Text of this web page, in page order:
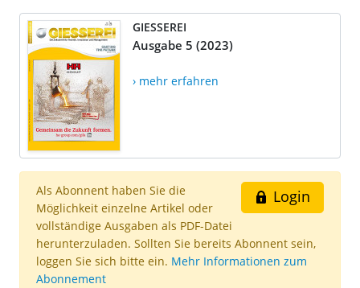
GIESSEREI
Ausgabe 5 (2023)
› mehr erfahren
Login
Als Abonnent haben Sie die
Möglichkeit einzelne Artikel oder
vollständige Ausgaben als PDF-Datei
herunterzuladen. Sollten Sie bereits Abonnent sein,
loggen Sie sich bitte ein. Mehr Informationen zum
Abonnement